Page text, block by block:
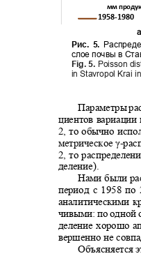
мм
Рис. 5.
слое почвы в
Fig. 5. Poisson
in Stavropol Krai
Параметры
циентов
2, то обычно
метрическоеγ-
2, то
деление).
Нами были
период с 1958
аналитическими
чивыми: по одной
деление хорошо
вершенно не
Объясняется